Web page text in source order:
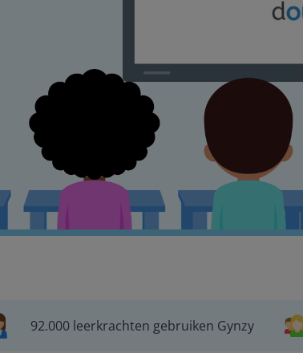
92.000 leerkrachten gebruiken Gynzy